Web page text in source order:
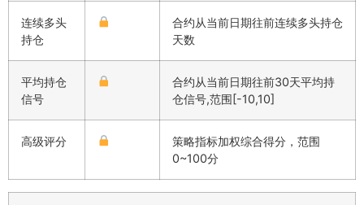
连续多头
持仓
合约从当前日期往前连续多头持仓
天数
平均持仓
信号
合约从当前日期往前30天平均持
仓信号,范围[-10,10]
高级评分
策略指标加权综合得分，范围
0~100分